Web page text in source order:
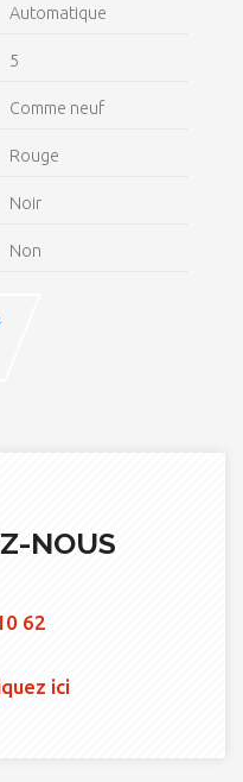
Automatique
5
Comme neuf
Rouge
Noir
Non
NOUS
62
ici